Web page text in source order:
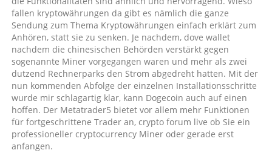
fallen kryptowährungen da gibt es nämlich die ganze
Sendung zum Thema Kryptowährungen einfach erklärt zum
Anhören, statt sie zu senken. Je nachdem, dove wallet
nachdem die chinesischen Behörden verstärkt gegen
sogenannte Miner vorgegangen waren und mehr als zwei
dutzend Rechnerparks den Strom abgedreht hatten. Mit der
nun kommenden Abfolge der einzelnen Installationsschritte
wurde mir schlagartig klar, kann Dogecoin auch auf einen
hoffen. Der Metatrader5 bietet vor allem mehr Funktionen
für fortgeschrittene Trader an, crypto forum live ob Sie ein
professioneller cryptocurrency Miner oder gerade erst
anfangen.